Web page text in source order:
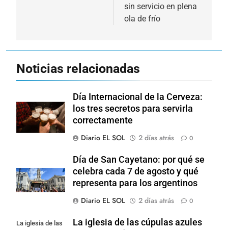
sin servicio en plena
ola de frío
Noticias relacionadas
Día Internacional de la Cerveza:
los tres secretos para servirla
correctamente
Diario EL SOL
2 días atrás 0
Día de San Cayetano: por qué se
celebra cada 7 de agosto y qué
representa para los argentinos
Diario EL SOL
2 días atrás 0
La iglesia de las
La iglesia de las cúpulas azules